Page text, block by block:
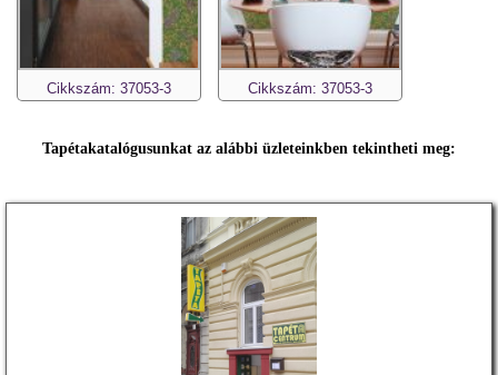
Cikkszám: 37053-3 Cikkszám: 37053-3
Tapétakatalógusunkat az alábbi üzleteinkben tekintheti meg: